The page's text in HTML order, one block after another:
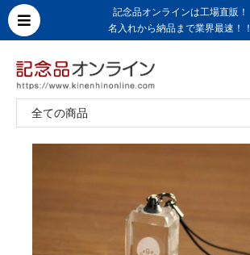
記念品オンラインは工場直販！
名入れから納品まで業界最速！！